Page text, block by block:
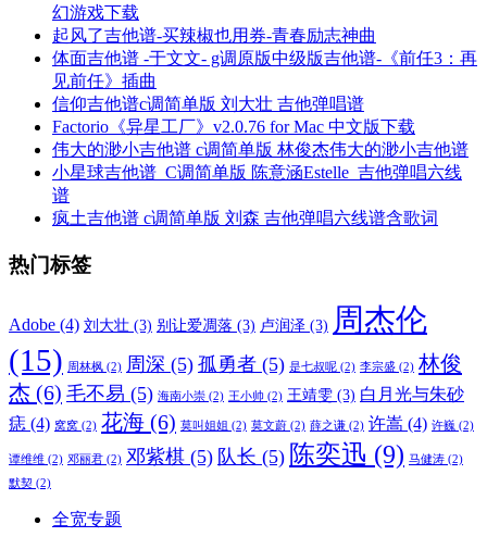
幻游戏下载
起风了吉他谱-买辣椒也用券-青春励志神曲
体面吉他谱 -于文文- g调原版中级版吉他谱-《前任3：再
见前任》插曲
信仰吉他谱c调简单版 刘大壮 吉他弹唱谱
Factorio《异星工厂》v2.0.76 for Mac 中文版下载
伟大的渺小吉他谱 c调简单版 林俊杰伟大的渺小吉他谱
小星球吉他谱_C调简单版 陈意涵Estelle_吉他弹唱六线
谱
疯土吉他谱 c调简单版 刘森 吉他弹唱六线谱含歌词
热门标签
Adobe (4) 刘大壮 (3) 别让爱凋落 (3) 卢润泽 (3) 周杰伦
(15) 周林枫 (2) 周深 (5) 孤勇者 (5) 是七叔呢 (2) 李宗盛 (2) 林俊
杰 (6) 毛不易 (5) 海南小崇 (2) 王小帅 (2) 王靖雯 (3) 白月光与朱砂
痣 (4) 窝窝 (2) 花海 (6) 莫叫姐姐 (2) 莫文蔚 (2) 薛之谦 (2) 许嵩 (4) 许巍 (2)
谭维维 (2) 邓丽君 (2) 邓紫棋 (5) 队长 (5) 陈奕迅 (9) 马健涛 (2)
默契 (2)
全宽专题